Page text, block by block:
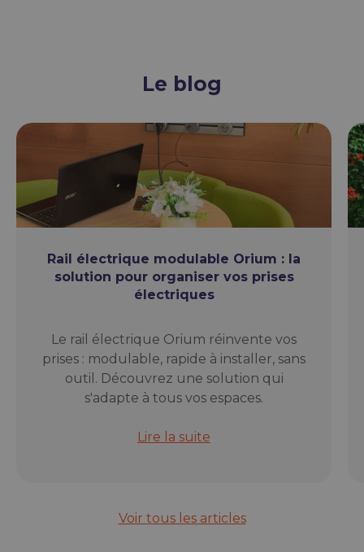
Le blog
Rail électrique modulable Orium : la
solution pour organiser vos prises
électriques
Le rail électrique Orium réinvente vos
prises : modulable, rapide à installer, sans
outil. Découvrez une solution qui
s'adapte à tous vos espaces.
Rail électrique modulable Orium :
Lire la suite
Voir tous les articles